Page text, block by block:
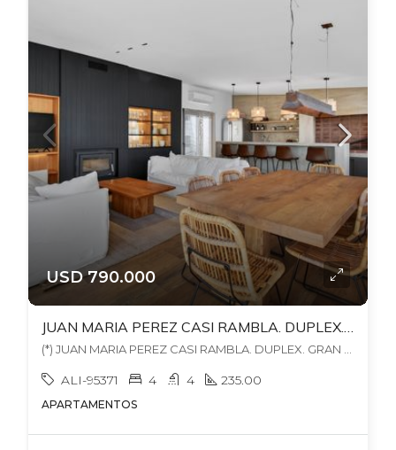
USD 790.000
ALI-95371 4 4 235.00
APARTAMENTOS